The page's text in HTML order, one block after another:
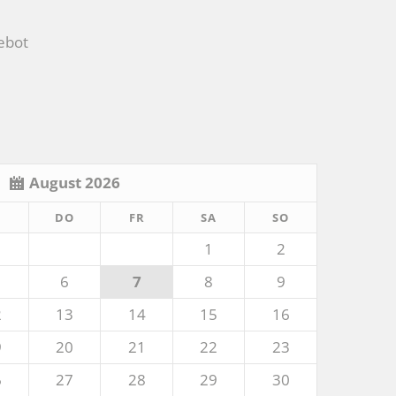
August 2026
DO NNERSTAG
FR SA SO
1
2
6
7 8
9
13 14 15
16
20 21 22
23
27 28 29 30